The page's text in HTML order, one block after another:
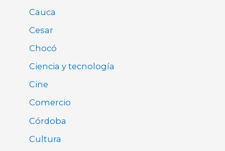
Cauca
Cesar
Chocó
Ciencia y tecnología
Cine
Comercio
Córdoba
Cultura